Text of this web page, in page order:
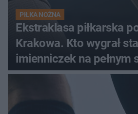
PIŁKA NOŻNA
Ekstraklasa piłkarska
Krakowa. Kto wygrał
imienniczek na pełnym